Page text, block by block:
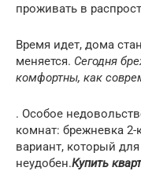
проживать в
Время идет, дома
меняется. Сегодня
комфортны, как
. Особое
комнат: брежневка
вариант, который
неудобен.Купить